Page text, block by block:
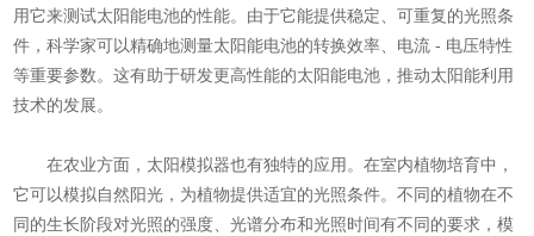
用它来测试太阳能电池的性能。由于它能提供稳定、可重复的光照条
件，科学家可以精确地测量太阳能电池的转换效率、电流 - 电压特性
等重要参数。这有助于研发更高性能的太阳能电池，推动太阳能利用
技术的发展。
在农业方面，太阳模拟器也有独特的应用。在室内植物培育中，
它可以模拟自然阳光，为植物提供适宜的光照条件。不同的植物在不
同的生长阶段对光照的强度、光谱分布和光照时间有不同的要求，模